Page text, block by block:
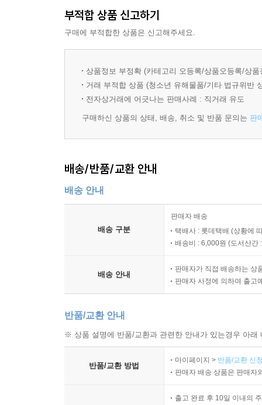
선배 작가를 향한 마음을 담아서
『내 마음 하나 잊지 말자는 것이다』 속 나혜석
세차례에 걸쳐 나혜석을 작품에서 다뤄온 유승
『신여성』에 발표했던 판화는 지금의 네 컷
병행하는 모습을 실감 나게 포착했다. 특히 해당
다가설 수 있게 해주는 이 책을 통해 나혜석은 다
작가의 말
나는 화가로서의 나혜석의 삶을 만화로 그리겠
무엇보다 내게는 우리나라 최초의 여성 만화가
오로지 나혜석에 집중할 수 있던 시간이었다. 나
그대로의 나혜석’을 바라볼 수 있었다. 그가 걸
삶의 지향이기도 했다. 이번 작업을 통해 나혜
충만했었다고 말하고 싶다.
2025년 7월
부적합 상품 신고하기
구매에 부적합한 상품은 신고해주세요.
상품정보 부정확 (카테고리 오등록/상품오등록/상
거래 부적합 상품 (청소년 유해물품/기타 법규위반
전자상거래에 어긋나는 판매사례 : 직거래 유도
구매하신 상품의 상태, 배송, 취소 및 반품 문의는 판
배송/반품/교환 안내
배송 안내
배송 구분
판매자 배송
택배사 : 롯데택배 (상황에
배송비 : 6,000원 (도서산간
배송 안내
판매자가 직접 배송하는 상
판매자 사정에 의하여 출고
반품/교환 안내
※ 상품 설명에 반품/교환과 관련한 안내가 있는경우 아
반품/교환 방법
마이페이지 > 반품/교환 신
판매자 배송 상품은 판매자
출고 완료 후 10일 이내의